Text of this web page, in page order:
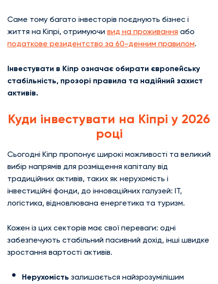
Саме тому багато інвесторів поєднують бізнес і
життя на Кіпрі, отримуючи вид на проживання або
податкове резидентство за 60-денним правилом.
Інвестувати в Кіпр означає обирати європейську
стабільність, прозорі правила та надійний захист
активів.
Куди інвестувати на Кіпрі у 2026
році
Сьогодні Кіпр пропонує широкі можливості та великий
вибір напрямів для розміщення капіталу від
традиційних активів, таких як нерухомість і
інвестиційні фонди, до інноваційних галузей: IT,
логістика, відновлювана енергетика та туризм.
Кожен із цих секторів має свої переваги: одні
забезпечують стабільний пасивний дохід, інші швидке
зростання вартості активів.
Нерухомість залишається найзрозумілішим